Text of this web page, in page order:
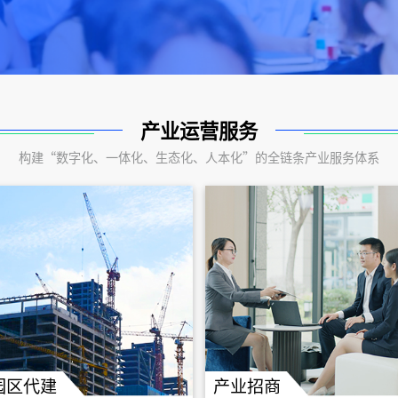
产业运营服务
构建“数字化、一体化、生态化、人本化”的全链条产业服务体系
区代建 产业招商